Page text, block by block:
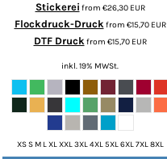
Stickerei from €26,30 EUR
Flockdruck-Druckfrom €15,70 EUR
DTF Druckfrom €15,70 EUR
inkl. 19% MWSt.
XS S M L XL XXL 3XL 4XL 5XL 6XL 7XL 8XL